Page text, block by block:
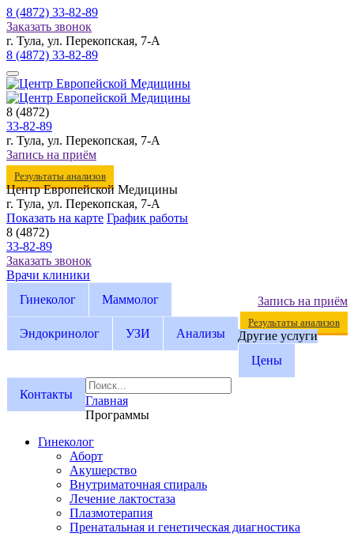
8 (4872) 33-82-89
Заказать звонок
г. Тула, ул. Перекопская, 7-А
8 (4872) 33-82-89
8 (4872)
33-82-89
г. Тула, ул. Перекопская, 7-А
Запись на приём
Результаты анализов
Центр Европейской Медицины
г. Тула, ул. Перекопская, 7-А
Показать на карте График работы
8 (4872)
33-82-89
Заказать звонок
Врачи клиники
Запись на приём
Результаты анализов
Гинеколог Маммолог
Эндокринолог УЗИ Анализы
Другие услуги
Цены
Контакты
Главная
Программы
Гинеколог
Аборт
Акушерство
Внутриматочная спираль
Лечение лактостаза
Плазмотерапия
Пренатальная и генетическая диагностика